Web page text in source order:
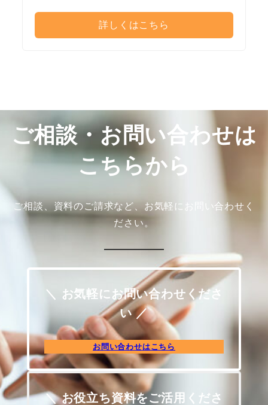
詳しくはこちら
ご相談・お問い合わせは
こちらから
ご相談、資料のご請求など、お気軽にお問い合わせく
ださい。
＼ お気軽にお問い合わせくださ
い ／
お問い合わせはこちら
＼ お役立ち資料をご活用くださ